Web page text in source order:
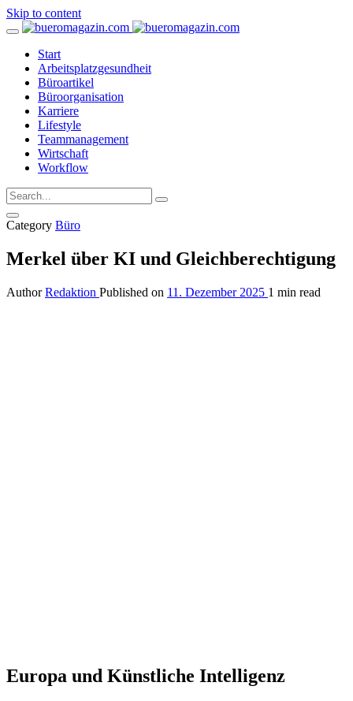
Skip to content
Start
Arbeitsplatzgesundheit
Büroartikel
Büroorganisation
Karriere
Lifestyle
Teammanagement
Wirtschaft
Workflow
Category Büro
Merkel über KI und Gleichberechtigung
Author Redaktion Published on 11. Dezember 2025 1 min read
Europa und Künstliche Intelligenz